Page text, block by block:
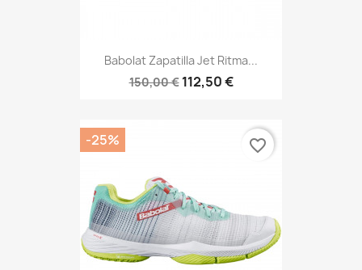
Babolat Zapatilla Jet Ritma...
150,00 € 112,50 €
-25% favorite_border